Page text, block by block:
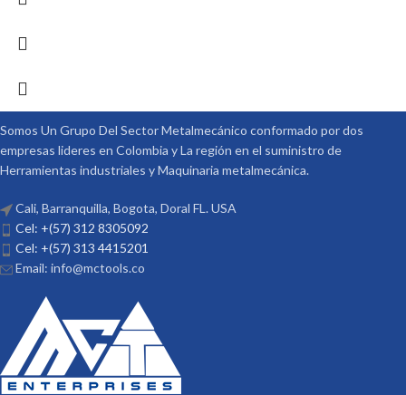
Somos Un Grupo Del Sector Metalmecánico conformado por dos
empresas lideres en Colombia y La región en el suministro de
Herramientas industriales y Maquinaria metalmecánica.
Cali, Barranquilla, Bogota, Doral FL. USA
Cel: +(57) 312 8305092
Cel: +(57) 313 4415201
Email: info@mctools.co